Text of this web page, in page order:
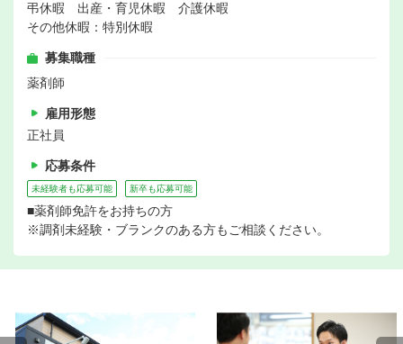
弔休暇 出産・育児休暇 介護休暇
その他休暇：特別休暇
募集職種
薬剤師
雇用形態
正社員
応募条件
未経験者も応募可能 新卒も応募可能
■薬剤師免許をお持ちの方
※調剤未経験・ブランクのある方もご相談ください。